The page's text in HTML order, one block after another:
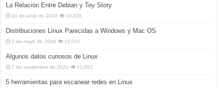
La Relación Entre Debian y Toy Story
24 de junio de 2019 19,335
Distribuciones Linux Parecidas a Windows y Mac OS
2 de mayo de 2019 15,021
Algunos datos curiosos de Linux
7 de septiembre de 2021 11,663
5 herramientas para escanear redes en Linux